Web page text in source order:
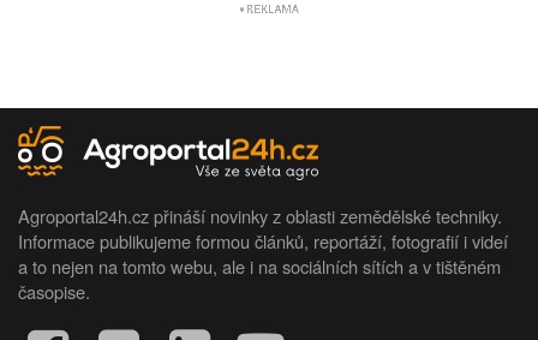
Agroportal24h.cz přináší novinky z oblasti zemědělské techniky.
Informace publikujeme formou článků, reportáží, fotografií i videí
a to nejen na tomto webu, ale i na sociálních sítích a v tištěném
časopise.